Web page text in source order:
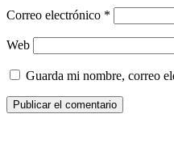
Correo electrónico *
Web
Guarda mi nombre, correo